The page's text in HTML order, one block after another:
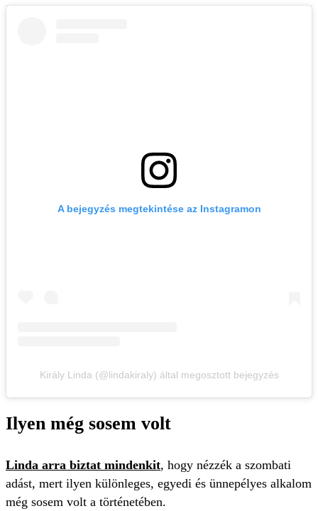
A bejegyzés megtekintése az Instagramon
Király Linda (@lindakiraly) által megosztott bejegyzés
Ilyen még sosem volt
Linda arra biztat mindenkit, hogy nézzék a szombati
adást, mert ilyen különleges, egyedi és ünnepélyes alkalom
még sosem volt a történetében.